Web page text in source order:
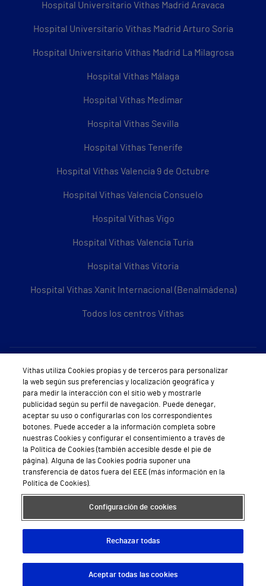
Hospital Universitario Vithas Madrid Aravaca
Hospital Universitario Vithas Madrid Arturo Soria
Hospital Universitario Vithas Madrid La Milagrosa
Hospital Vithas Málaga
Hospital Vithas Medimar
Hospital Vithas Sevilla
Hospital Vithas Tenerife
Hospital Vithas Valencia 9 de Octubre
Hospital Vithas Valencia Consuelo
Hospital Vithas Vigo
Hospital Vithas Valencia Turia
Hospital Vithas Vitoria
Hospital Vithas Xanit Internacional (Benalmádena)
Todos los centros Vithas
Sobre Vithas
Quiénes somos
Trabajar en Vithas
Teléfono Cita Médica
Teléfono Atención al Cliente
Política de seguridad y salud en el trabajo
Conoce a Supervita
Aviso Legal Política de cookies Política de privacidad Mapa web Protección de datos
Descargar App
Vithas utiliza Cookies propias y de terceros para personalizar
la web según sus preferencias y localización geográfica y
para medir la interacción con el sitio web y mostrarle
publicidad según su perfil de navegación. Puede denegar,
aceptar su uso o configurarlas con los correspondientes
botones. Puede acceder a la información completa sobre
nuestras Cookies y configurar el consentimiento a través de
la Política de Cookies (también accesible desde el pie de
página). Alguna de las Cookies podría suponer una
transferencia de datos fuera del EEE (más información en la
Política de Cookies).
Configuración de cookies
Rechazar todas
Aceptar todas las cookies